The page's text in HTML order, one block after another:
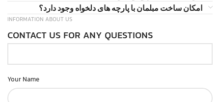
امکان ساخت مبلمان با پارچه های دلخواه وجود دارد؟
INFORMATION ABOUT US
CONTACT US FOR ANY QUESTIONS
Your Name